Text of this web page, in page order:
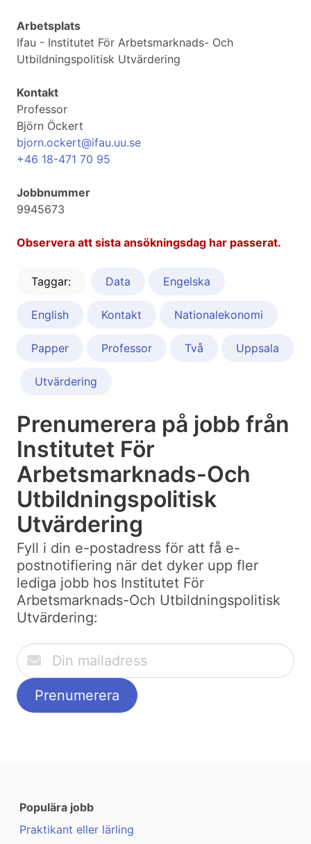
Arbetsplats
Ifau - Institutet För Arbetsmarknads- Och
Utbildningspolitisk Utvärdering
Kontakt
Professor
Björn Öckert
bjorn.ockert@ifau.uu.se
+46 18-471 70 95
Jobbnummer
9945673
Observera att sista ansökningsdag har passerat.
Taggar: Data Engelska
English Kontakt Nationalekonomi
Papper Professor Två Uppsala
Utvärdering
Prenumerera på jobb från
Institutet För
Arbetsmarknads-Och
Utbildningspolitisk
Utvärdering
Fyll i din e-postadress för att få e-
postnotifiering när det dyker upp fler
lediga jobb hos Institutet För
Arbetsmarknads-Och Utbildningspolitisk
Utvärdering:
Populära jobb
Praktikant eller lärling